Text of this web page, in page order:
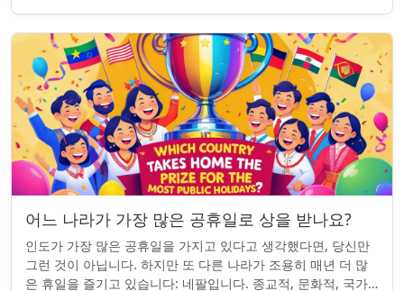
어느 나라가 가장 많은 공휴일로 상을 받나요?
인도가 가장 많은 공휴일을 가지고 있다고 생각했다면, 당신만
그런 것이 아닙니다. 하지만 또 다른 나라가 조용히 매년 더 많
은 휴일을 즐기고 있습니다: 네팔입니다. 종교적, 문화적, 국가